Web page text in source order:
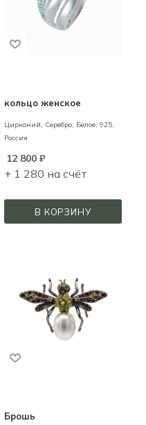
кольцо женское
Цирконий, Серебро, Белое, 925,
Россия
12 800₽
+ 1 280 на счёт
В КОРЗИНУ
Брошь